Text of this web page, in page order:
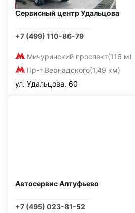
Сервисный центр Удальцова
+7 (499) 110-86-79
Мичуринский проспект(116 м)
Пр-т Вернадского(1,49 км)
ул. Удальцова, 60
Автосервис Алтуфьево
+7 (495) 023-81-52